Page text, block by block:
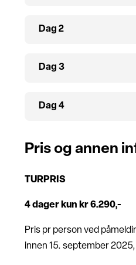
Dag 2
Dag 3
Dag 4
Pris og annen
TURPRIS
4 dager kun kr 6.290,-
Pris pr person ved
innen 15. september